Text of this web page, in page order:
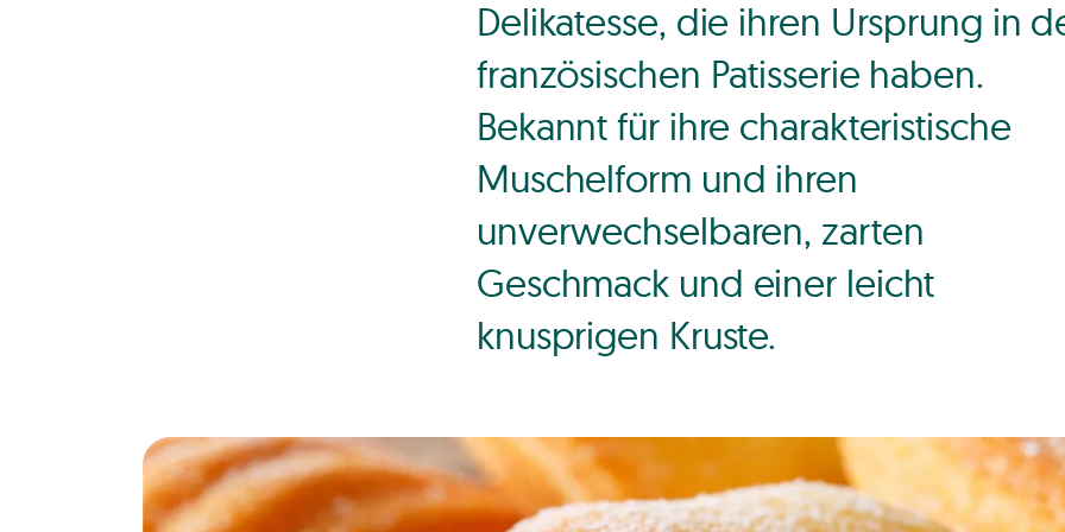
Delikatesse, die ihren Ursprung in
französischen Patisserie haben.
Bekannt für ihre charakteristische
Muschelform und ihren
unverwechselbaren, zarten
Geschmack und einer leicht
knusprigen Kruste.